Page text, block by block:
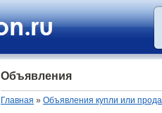
Объявления
Главная » Объявления купли или